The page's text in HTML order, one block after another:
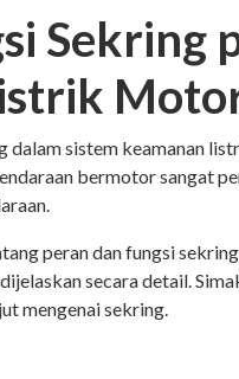
Sekring
dalam sistem keamanan
bermotor sangat
peran dan fungsi
secara detail.
mengenai sekring.